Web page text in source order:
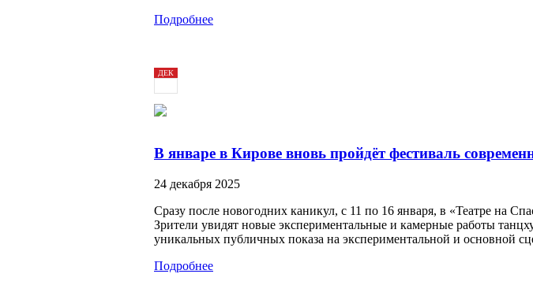
Подробнее
ДЕК
В январе в Кирове вновь пройдёт фестиваль
24 декабря 2025
Сразу после новогодних каникул, с 11 по 16 января, в «Театре на
Зрители увидят новые экспериментальные и камерные работы
уникальных публичных показа на экспериментальной и основной
Подробнее